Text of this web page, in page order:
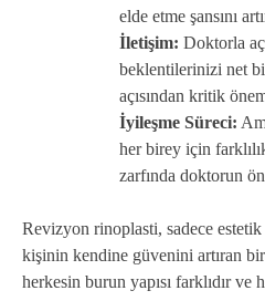
elde etme şansını
İletişim: Doktorla
beklentilerinizi net
açısından kritik
İyileşme Süreci:
her birey için
zarfında doktorun
Revizyon rinoplasti, sadece
kişinin kendine güvenini artıran bir
herkesin burun yapısı farklıdır ve